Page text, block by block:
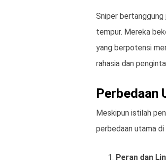
Sniper bertanggung
tempur. Mereka
yang berpotensi
rahasia dan
Perbedaan
Meskipun istilah
perbedaan utama di
Peran dan